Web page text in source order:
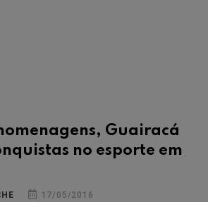
Guairacá
no esporte em
17/05/2016